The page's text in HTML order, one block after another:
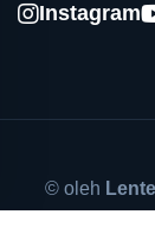
Instagram
© oleh